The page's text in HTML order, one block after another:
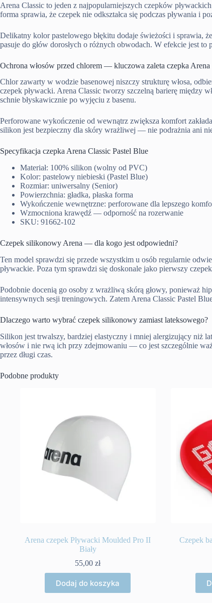
Arena Classic to jeden z najpopularniejszych czepków
forma sprawia, że czepek nie odkształca się podczas pływania i
Delikatny kolor pastelowego błękitu dodaje świeżości i sprawia,
pasuje do głów dorosłych o różnych obwodach. W efekcie jest
Ochrona włosów przed chlorem — kluczowa zaleta czepka Arena
Chlor zawarty w wodzie basenowej niszczy strukturę włosa,
czepek pływacki. Arena Classic tworzy szczelną barierę między
schnie błyskawicznie po wyjęciu z basenu.
Perforowane wykończenie od wewnątrz zwiększa komfort
silikon jest bezpieczny dla skóry wrażliwej — nie podrażnia ani
Specyfikacja czepka Arena Classic Pastel Blue
Materiał: 100% silikon (wolny od PVC)
Kolor: pastelowy niebieski (Pastel Blue)
Rozmiar: uniwersalny (Senior)
Powierzchnia: gładka, płaska forma
Wykończenie wewnętrzne: perforowane dla lepszego
Wzmocniona krawędź — odporność na rozerwanie
SKU: 91662-102
Czepek silikonowy Arena — dla kogo jest odpowiedni?
Ten model sprawdzi się przede wszystkim u osób regularnie
pływackie. Poza tym sprawdzi się doskonale jako pierwszy
Podobnie docenią go osoby z wrażliwą skórą głowy, ponieważ
intensywnych sesji treningowych. Zatem Arena Classic Pastel
Dlaczego warto wybrać czepek silikonowy zamiast lateksowego?
Silikon jest trwalszy, bardziej elastyczny i mniej alergizujący niż
włosów i nie rwą ich przy zdejmowaniu — co jest szczególnie
przez długi czas.
Podobne produkty
Arena czepek Pływacki Moulded Pro II
Biały
55,00zł
Dodaj do koszyka
Czepek